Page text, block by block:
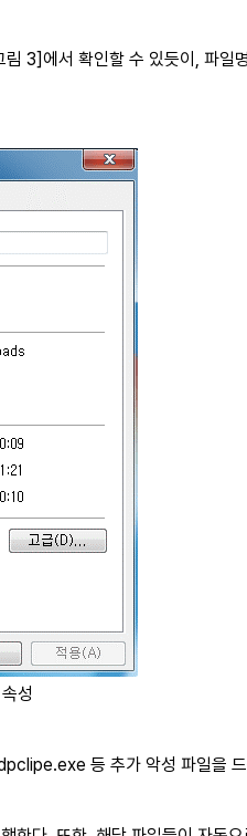
3]에서 확인할 수 있듯이, 파일
성
등 추가 악성 파일을 드